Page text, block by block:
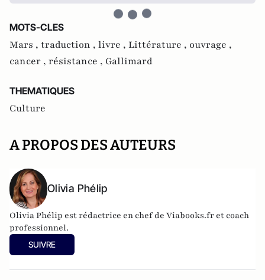
MOTS-CLES
Mars , traduction , livre , Littérature , ouvrage ,
cancer , résistance , Gallimard
THEMATIQUES
Culture
A PROPOS DES AUTEURS
Olivia Phélip
Olivia Phélip est rédactrice en chef de Viabooks.fr et coach
professionnel.
SUIVRE